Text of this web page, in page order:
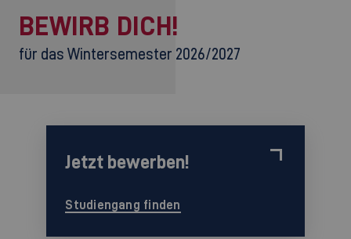
BEWIRB DICH!
für das Wintersemester 2026/2027
Jetzt bewerben!
Studiengang finden